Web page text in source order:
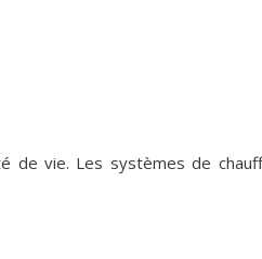
vie. Les systèmes de